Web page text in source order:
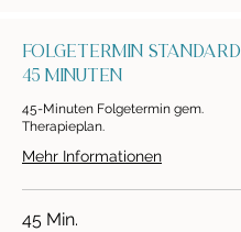
folgetermin standard
45 Minuten
45-Minuten Folgetermin gem.
Therapieplan.
Mehr Informationen
45 Min.